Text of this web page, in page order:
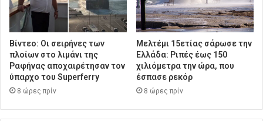
Βίντεο: Οι σειρήνες των
πλοίων στο λιμάνι της
Ραφήνας αποχαιρέτησαν τον
ύπαρχο του Superferry
8 ώρες πρίν
Μελτέμι 15ετίας σάρωσε την
Ελλάδα: Ριπές έως 150
χιλιόμετρα την ώρα, που
έσπασε ρεκόρ
8 ώρες πρίν